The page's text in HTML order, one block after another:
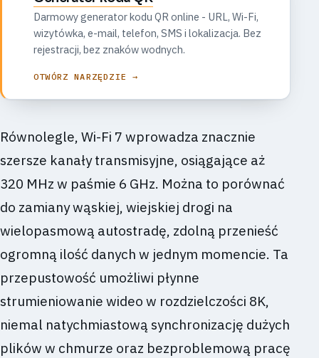
Darmowy generator kodu QR online - URL, Wi-Fi,
wizytówka, e-mail, telefon, SMS i lokalizacja. Bez
rejestracji, bez znaków wodnych.
OTWÓRZ NARZĘDZIE →
Równolegle, Wi-Fi 7 wprowadza znacznie
szersze kanały transmisyjne, osiągające aż
320 MHz w paśmie 6 GHz. Można to porównać
do zamiany wąskiej, wiejskiej drogi na
wielopasmową autostradę, zdolną przenieść
ogromną ilość danych w jednym momencie. Ta
przepustowość umożliwi płynne
strumieniowanie wideo w rozdzielczości 8K,
niemal natychmiastową synchronizację dużych
plików w chmurze oraz bezproblemową pracę